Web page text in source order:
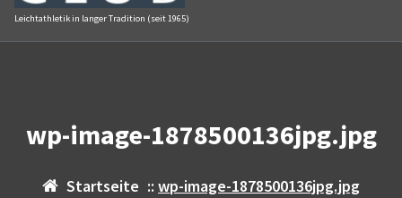
Leichtathletik in langer Tradition (seit 1965)
wp-image-1878500136jpg.jpg
Startseite ::wp-image-1878500136jpg.jpg